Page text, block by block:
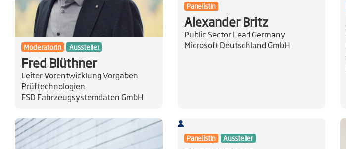
ModeratorIn Aussteller
Fred Blüthner
Leiter Vorentwicklung Vorgaben
Prüftechnologien
FSD Fahrzeugsystemdaten GmbH
PanelistIn
Alexander Britz
Public Sector Lead Germany
Microsoft Deutschland GmbH
PanelistIn Aussteller